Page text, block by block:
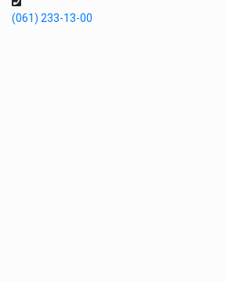
(061) 233-13-00